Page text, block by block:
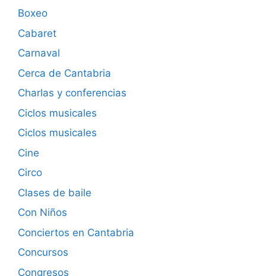
Boxeo
Cabaret
Carnaval
Cerca de Cantabria
Charlas y conferencias
Ciclos musicales
Ciclos musicales
Cine
Circo
Clases de baile
Con Niños
Conciertos en Cantabria
Concursos
Congresos